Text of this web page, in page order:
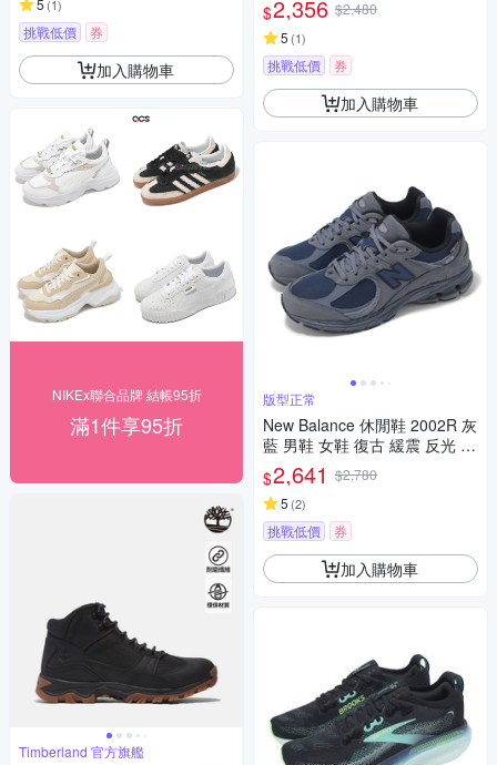
5 (1)
挑戰低價 券
加入購物車
NIKEx聯合品牌 結帳95折
滿1件享95折
Timberland 官方旗艦
$2,356 $2,480
5 (1)
挑戰低價 券
加入購物車
版型正常
New Balance 休閒鞋 2002R 灰
藍 男鞋 女鞋 復古 緩震 反光 運
動鞋 NB M2002RPH-D
$2,641 $2,780
5 (2)
挑戰低價 券
加入購物車